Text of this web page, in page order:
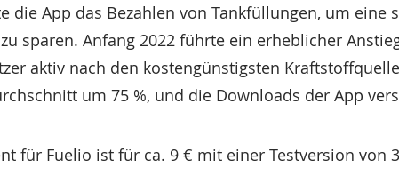
App das Bezahlen von Tankfüllungen, um eine
sparen. Anfang 2022 führte ein erheblicher
aktiv nach den kostengünstigsten
um 75 %, und die Downloads der App
für Fuelio ist für ca. 9 € mit einer Testversion von